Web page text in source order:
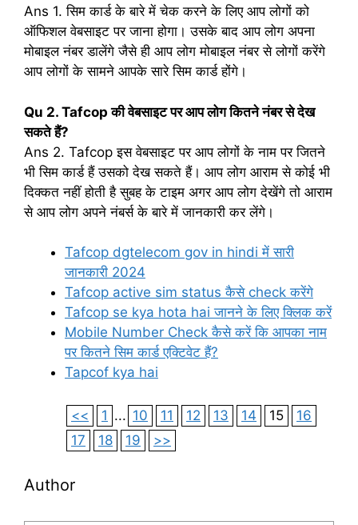
Ans 1. सिम कार्ड के बारे में चेक करने के लिए आप लोगों को
ऑफिशल वेबसाइट पर जाना होगा। उसके बाद आप लोग अपना
मोबाइल नंबर डालेंगे जैसे ही आप लोग मोबाइल नंबर से लोगों करेंगे
आप लोगों के सामने आपके सारे सिम कार्ड होंगे।
Qu 2. Tafcop की वेबसाइट पर आप लोग कितने नंबर से देख
सकते हैं?
Ans 2. Tafcop इस वेबसाइट पर आप लोगों के नाम पर जितने
भी सिम कार्ड हैं उसको देख सकते हैं। आप लोग आराम से कोई भी
दिक्कत नहीं होती है सुबह के टाइम अगर आप लोग देखेंगे तो आराम
से आप लोग अपने नंबर्स के बारे में जानकारी कर लेंगे।
Tafcop dgtelecom gov in hindi में सारी
जानकारी 2024
Tafcop active sim status कैसे check करेंगे
Tafcop se kya hota hai जानने के लिए क्लिक करें
Mobile Number Check कैसे करें कि आपका नाम
पर कितने सिम कार्ड एक्टिवेट हैं?
Tapcof kya hai
<< 1 ... 10 11 12 13 14 15
16
17
18 19 >>
Author